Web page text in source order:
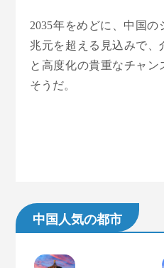
2035年をめどに、中国
兆元を超える見込みで、
と高度化の貴重なチャン
そうだ。
中国人気の都市